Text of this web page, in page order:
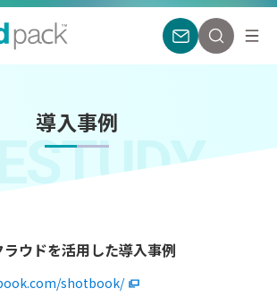
導入事例
ウドを活用した導入事例
shotbook/